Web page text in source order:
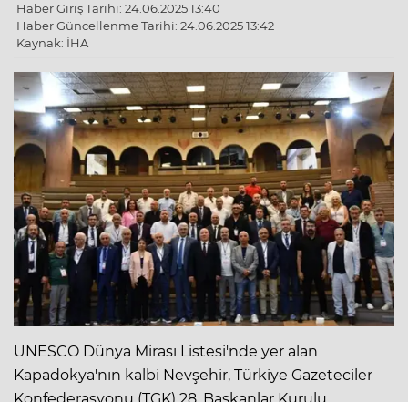
Haber Giriş Tarihi: 24.06.2025 13:40
Haber Güncellenme Tarihi: 24.06.2025 13:42
Kaynak: İHA
UNESCO Dünya Mirası Listesi'nde yer alan
Kapadokya'nın kalbi Nevşehir, Türkiye Gazeteciler